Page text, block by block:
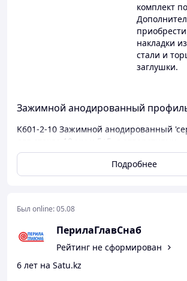
комплект
накладки
стали и
заглушки.
Зажимной анодированный
K601-2-10 Зажимной анодированный
для стекла 10 мм и 5+5, с отверстиями
k601 — профиль для ограждений на
объектов, как торговые дома, бизнес-
высота ограждения может доходить до
боковая нагрузка – до 430 кг.
В комплект анодированного профиля
Подробнее
Был online:05.08
ПерилаГлавСнаб
Рейтинг не сформирован
6 лет на Satu.kz